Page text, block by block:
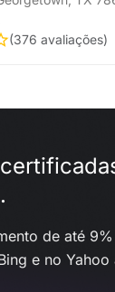
(376 avaliações)
de até
e no